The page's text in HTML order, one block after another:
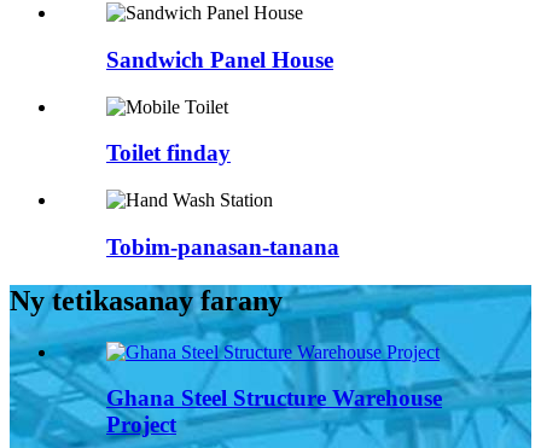
Sandwich Panel House
Toilet finday
Tobim-panasan-tanana
Ny tetikasanay farany
Ghana Steel Structure Warehouse
Project